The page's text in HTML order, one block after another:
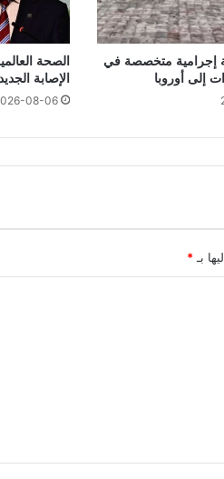
إجرامية متخصصة في
إلى أوروبا
الصحة
الإصابة
08-06
بـ*